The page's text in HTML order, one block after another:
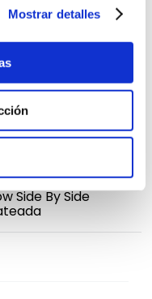
Mostrar detalles
Lt a más
LG
509L Multi Air
Side By Side